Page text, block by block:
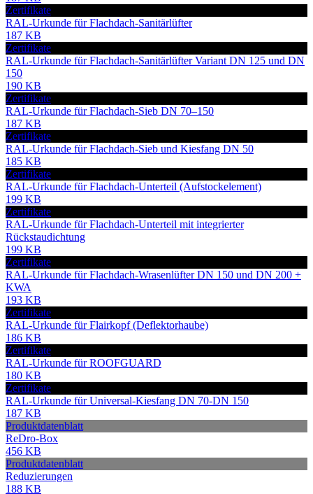
Zertifikate
RAL-Urkunde für Flachdach-Sanitärlüfter
187 KB
Zertifikate
RAL-Urkunde für Flachdach-Sanitärlüfter Variant DN 125 und DN
150
190 KB
Zertifikate
RAL-Urkunde für Flachdach-Sieb DN 70–150
187 KB
Zertifikate
RAL-Urkunde für Flachdach-Sieb und Kiesfang DN 50
185 KB
Zertifikate
RAL-Urkunde für Flachdach-Unterteil (Aufstockelement)
199 KB
Zertifikate
RAL-Urkunde für Flachdach-Unterteil mit integrierter
Rückstaudichtung
199 KB
Zertifikate
RAL-Urkunde für Flachdach-Wrasenlüfter DN 150 und DN 200 +
KWA
193 KB
Zertifikate
RAL-Urkunde für Flairkopf (Deflektorhaube)
186 KB
Zertifikate
RAL-Urkunde für ROOFGUARD
180 KB
Zertifikate
RAL-Urkunde für Universal-Kiesfang DN 70-DN 150
187 KB
Produktdatenblatt
ReDro-Box
456 KB
Produktdatenblatt
Reduzierungen
188 KB